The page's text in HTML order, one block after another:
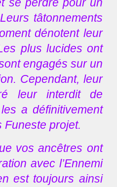
tâtonnements
dénotent leur
plus lucides ont
engagés sur un
Cependant, leur
leur interdit de
a définitivement
Funeste projet.
vos ancêtres ont
avec l’Ennemi
est toujours ainsi